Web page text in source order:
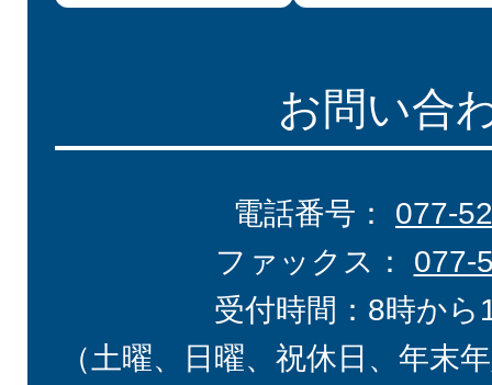
お問い合
電話番号： 077-
ファックス： 077-
受付時間：8時から
（土曜、日曜、祝休日、年末